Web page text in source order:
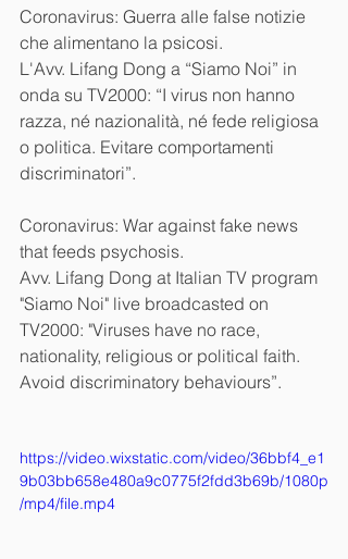
Coronavirus: Guerra alle false notizie
che alimentano la psicosi.
L'Avv. Lifang Dong a “Siamo Noi” in
onda su TV2000: “I virus non hanno
razza, né nazionalità, né fede religiosa
o politica. Evitare comportamenti
discriminatori”.
Coronavirus: War against fake news
that feeds psychosis.
Avv. Lifang Dong at Italian TV program
"Siamo Noi" live broadcasted on
TV2000: "Viruses have no race,
nationality, religious or political faith.
Avoid discriminatory behaviours”.
https://video.wixstatic.com/video/36bbf4_e1
9b03bb658e480a9c0775f2fdd3b69b/1080p
/mp4/file.mp4